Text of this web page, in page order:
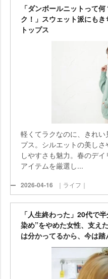
「ダンボールニットって
ク！」スウェット派にも
トップス
軽くてラクなのに、きれ
プス。シルエットの美し
しやすさも魅力。春のデ
アイテムを厳選し...
2026-04-16 ｜ライフ｜
「人生終わった」20代で
染め”をやめた女性、支え
は分かってるから、今は踏